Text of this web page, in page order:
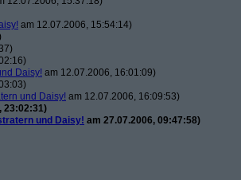
am 12.07.2006, 15:54:14)
Daisy! am 12.07.2006, 16:01:09)
und Daisy! am 12.07.2006, 16:09:53)
23:02:31)
und Daisy! am 27.07.2006, 09:47:58)